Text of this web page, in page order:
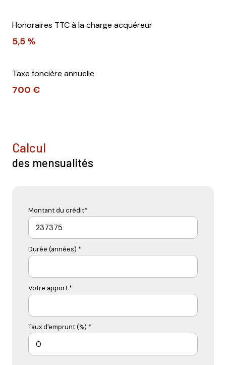
Honoraires TTC à la charge acquéreur
5,5 %
Taxe foncière annuelle
700 €
calcul
des mensualités
Montant du crédit*
Durée (années) *
Votre apport *
Taux d'emprunt (%) *